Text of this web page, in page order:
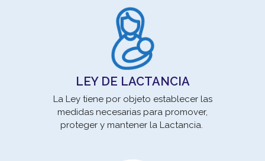
LEY DE LACTANCIA
La Ley tiene por objeto establecer las
medidas necesarias para promover,
proteger y mantener la Lactancia.